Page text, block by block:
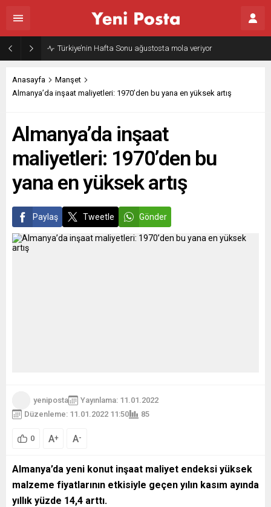
Türkiye’nin Hafta Sonu ağustosta mola veriyor
Anasayfa
Manşet
Almanya’da inşaat maliyetleri: 1970’den bu yana en yüksek artış
Almanya’da inşaat
maliyetleri: 1970’den bu
yana en yüksek artış
Paylaş Tweetle Gönder
yeniposta
Yayınlama: 11.01.2022
Düzenleme: 11.01.2022 11:50
85
0 A+ A-
Almanya’da yeni konut inşaat maliyet endeksi yüksek
malzeme fiyatlarının etkisiyle geçen yılın kasım ayında
yıllık yüzde 14,4 arttı.